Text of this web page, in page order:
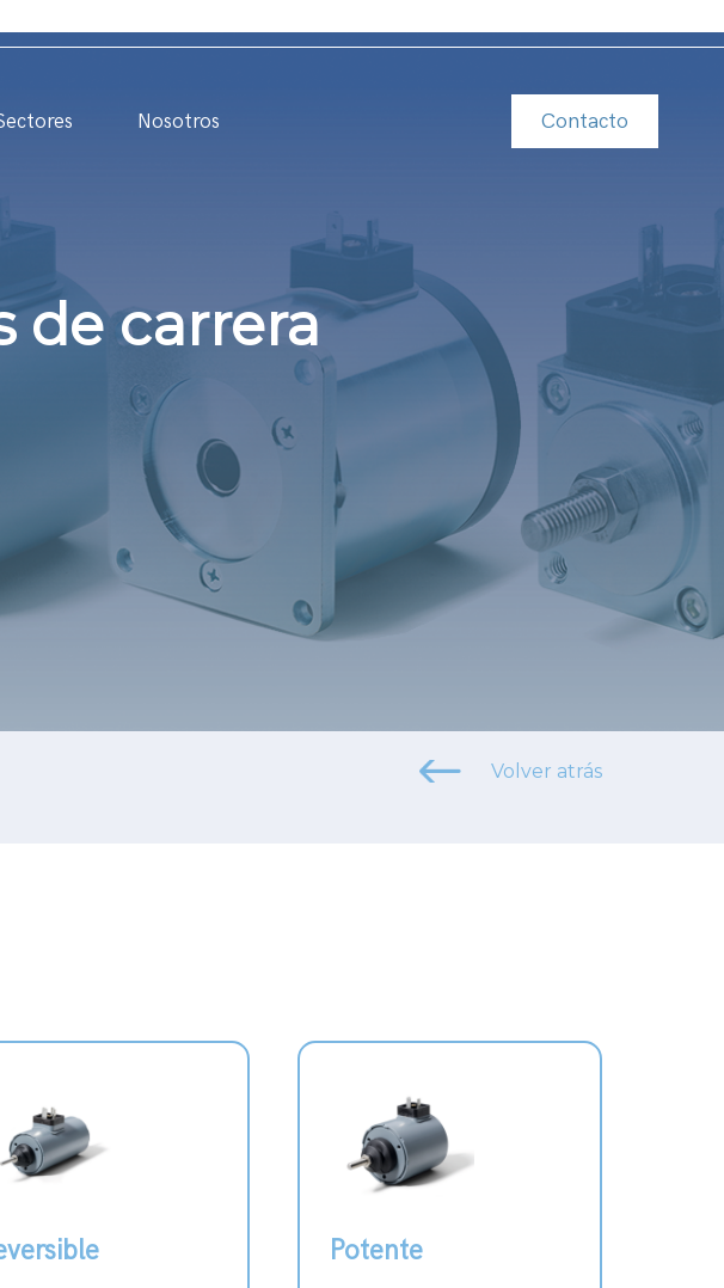
Nosotros Contacto
de carrera
Volver atrás
Potente